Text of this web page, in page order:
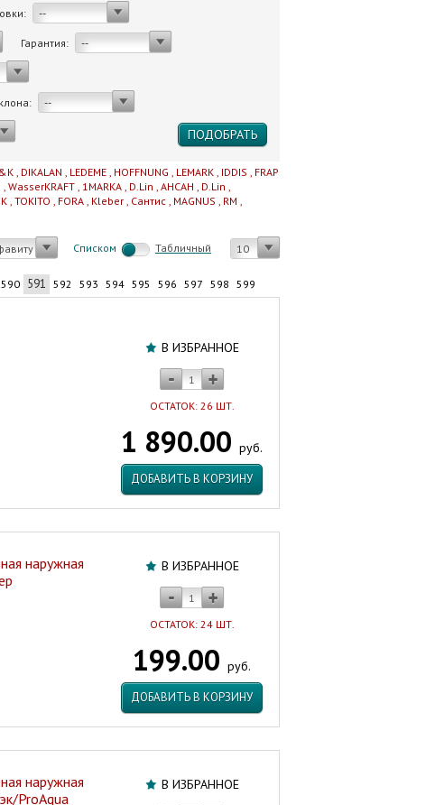
--
Гарантия: --
--
, DIKALAN , LEDEME , HOFFNUNG , LEMARK , IDDIS , FRAP
, WasserKRAFT , 1MARKA , D.Lin , AHCAH , D.Lin ,
, TOKITO , FORA , Kleber , Сантис , MAGNUS , RM ,
Cписком Табличный 10
590 591 592 593 594 595 596 597 598 599
В ИЗБРАННОЕ
ОСТАТОК: 26 ШТ.
1 890.00 руб.
ДОБАВИТЬ В КОРЗИНУ
В ИЗБРАННОЕ
ОСТАТОК: 24 ШТ.
199.00 руб.
ДОБАВИТЬ В КОРЗИНУ
наружная
В ИЗБРАННОЕ
наружная
ProAqua